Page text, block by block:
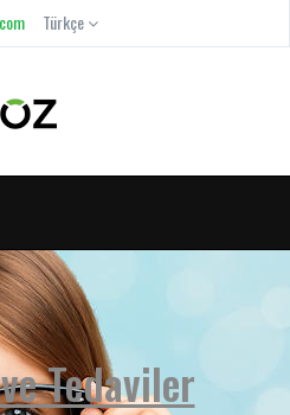
Türkçe
Tedaviler